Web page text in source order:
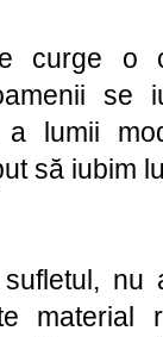
curge o
se
lumii
să iubim
nu
material